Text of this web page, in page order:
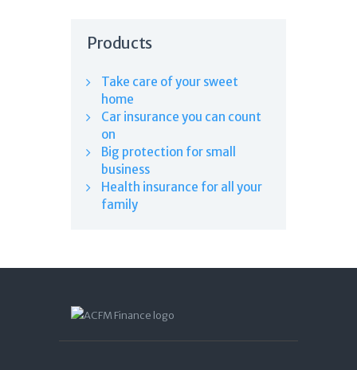
Products
Take care of your sweet
home
Car insurance you can count
on
Big protection for small
business
Health insurance for all your
family